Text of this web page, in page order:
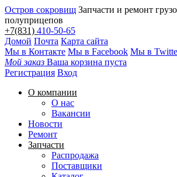
Остров сокровищ Запчасти и ремонт
полуприцепов
+7(831) 410-50-65
Домой Почта Карта сайта
Мы в Контакте Мы в Facebook Мы в
Мой заказ Ваша корзина пуста
Регистрация Вход
О компании
О нас
Вакансии
Новости
Ремонт
Запчасти
Распродажа
Поставщики